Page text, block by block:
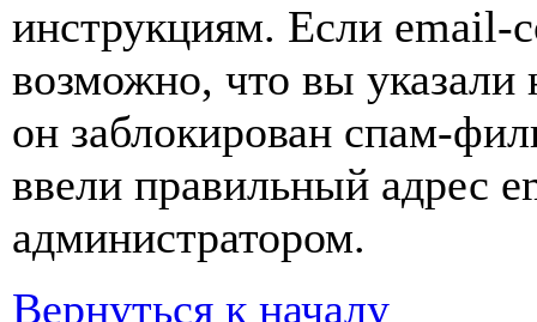
инструкциям. Если email-
возможно, что вы
он заблокирован спам-
ввели правильный адрес
администратором.
Вернуться к началу